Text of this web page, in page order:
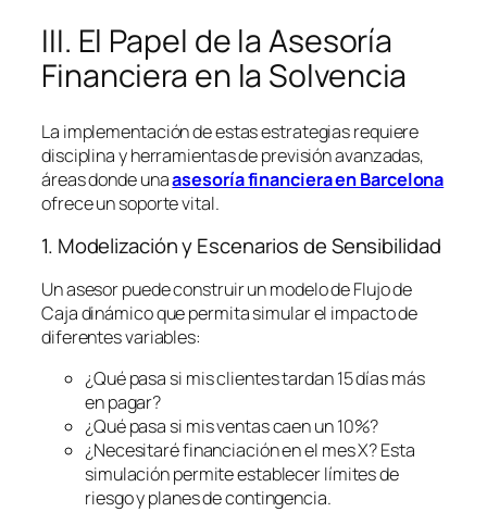
III. El Papel de la Asesoría
Financiera en la Solvencia
La implementación de estas estrategias requiere
disciplina y herramientas de previsión avanzadas,
áreas donde unaasesoría financiera en Barcelona
ofrece un soporte vital.
1. Modelización y Escenarios de Sensibilidad
Un asesor puede construir un modelo de Flujo de
Caja dinámico que permita simular el impacto de
diferentes variables:
¿Qué pasa si mis clientes tardan 15 días más
en pagar?
¿Qué pasa si mis ventas caen un 10%?
¿Necesitaré financiación en el mes X? Esta
simulación permite establecer límites de
riesgo y planes de contingencia.